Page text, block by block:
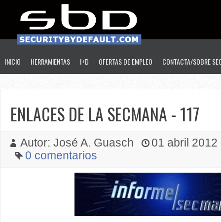
INICIO HERRAMIENTAS I+D OFERTAS DE EMPLEO CONTACTA/SOBRE
ENLACES DE LA SECMANA - 117
Autor: José A. Guasch
01 abril 2012
0 comentarios